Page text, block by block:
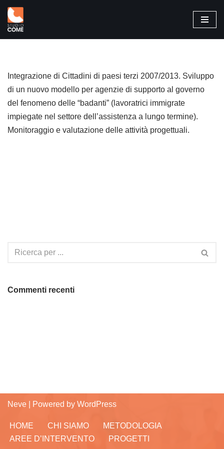
Vai
al
Integrazione di Cittadini di paesi terzi 2007/2013. Sviluppo
di un nuovo modello per agenzie di supporto al governo
del fenomeno delle “badanti” (lavoratrici immigrate
impiegate nel settore dell’assistenza a lungo termine).
Monitoraggio e valutazione delle attività progettuali.
Commenti recenti
Neve | Powered by WordPress
HOME CHI SIAMO
METODOLOGIA
AREE D’INTERVENTO
PROGETTI